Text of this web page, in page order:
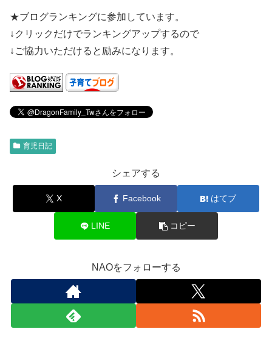
★ブログランキングに参加しています。
↓クリックだけでランキングアップするので
↓ご協力いただけると励みになります。
育児日記
シェアする
X Facebook はてブ
LINE コピー
NAOをフォローする